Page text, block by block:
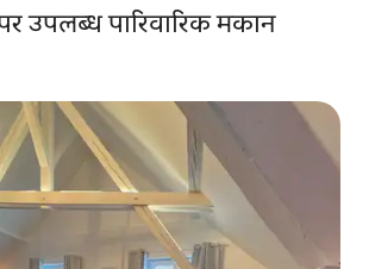
उपलब्ध पारिवारिक मकान